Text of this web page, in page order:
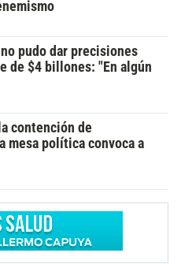
pudo dar precisiones
de $4 billones: "En algún
contención de
mesa política convoca a